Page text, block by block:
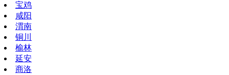
宝鸡
咸阳
渭南
铜川
榆林
延安
商洛